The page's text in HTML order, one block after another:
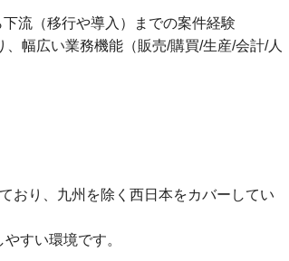
流（移行や導入）までの案件経験
幅広い業務機能（販売/購買/生産/会計/人
おり、九州を除く西日本をカバーしてい
すい環境です。